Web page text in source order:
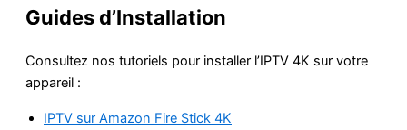
Guides d’Installation
Consultez nos tutoriels pour installer l’IPTV 4K sur votre
appareil :
IPTV sur Amazon Fire Stick 4K